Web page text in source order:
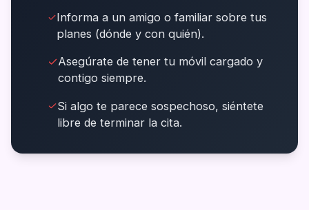
Informa a un amigo o familiar sobre tus
planes (dónde y con quién).
Asegúrate de tener tu móvil cargado y
contigo siempre.
Si algo te parece sospechoso, siéntete
libre de terminar la cita.